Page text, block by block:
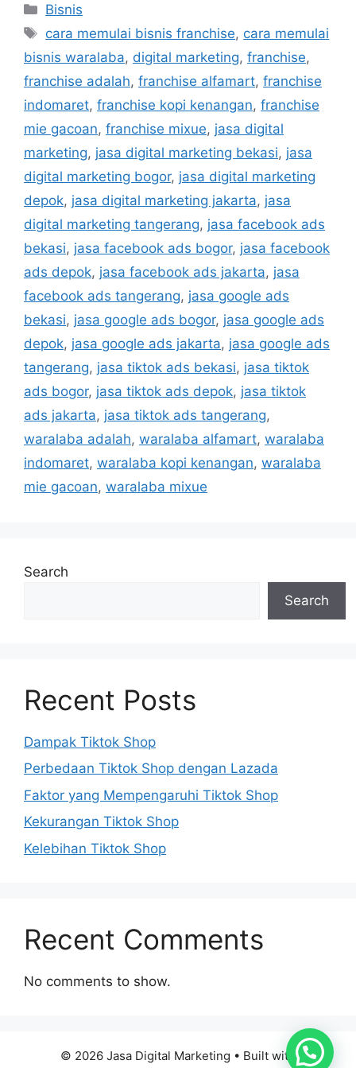
Bisnis
cara memulai bisnis franchise, cara memulai
bisnis waralaba, digital marketing, franchise,
franchise adalah, franchise alfamart, franchise
indomaret, franchise kopi kenangan, franchise
mie gacoan, franchise mixue, jasa digital
marketing, jasa digital marketing bekasi, jasa
digital marketing bogor, jasa digital marketing
depok, jasa digital marketing jakarta, jasa
digital marketing tangerang, jasa facebook ads
bekasi, jasa facebook ads bogor, jasa facebook
ads depok, jasa facebook ads jakarta, jasa
facebook ads tangerang, jasa google ads
bekasi, jasa google ads bogor, jasa google ads
depok, jasa google ads jakarta, jasa google ads
tangerang, jasa tiktok ads bekasi, jasa tiktok
ads bogor, jasa tiktok ads depok, jasa tiktok
ads jakarta, jasa tiktok ads tangerang,
waralaba adalah, waralaba alfamart, waralaba
indomaret, waralaba kopi kenangan, waralaba
mie gacoan, waralaba mixue
Search
Search
Recent Posts
Dampak Tiktok Shop
Perbedaan Tiktok Shop dengan Lazada
Faktor yang Mempengaruhi Tiktok Shop
Kekurangan Tiktok Shop
Kelebihan Tiktok Shop
Recent Comments
No comments to show.
© 2026 Jasa Digital Marketing • Built with